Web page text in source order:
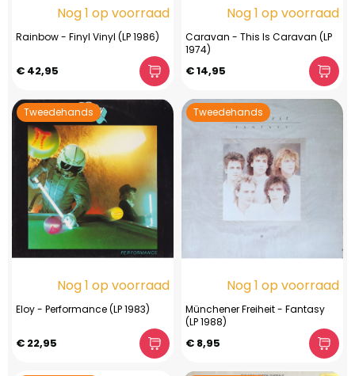
Nog 1 op voorraad
Rainbow - Finyl Vinyl (LP 1986)
€ 42,95
Nog 1 op voorraad
Caravan - This Is Caravan (LP
1974)
€ 14,95
Tweedehands
Nog 1 op voorraad
Eloy - Performance (LP 1983)
€ 22,95
Tweedehands
Nog 1 op voorraad
Münchener Freiheit - Fantasy
(LP 1988)
€ 8,95